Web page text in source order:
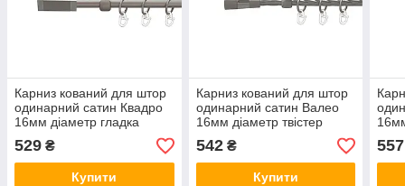
Карниз кований для штор
одинарний сатин Квадро
16мм діаметр гладка
529 ₴
Купити
Карниз кований для штор
одинарний сатин Валео
16мм діаметр твістер
542₴
Купити
557